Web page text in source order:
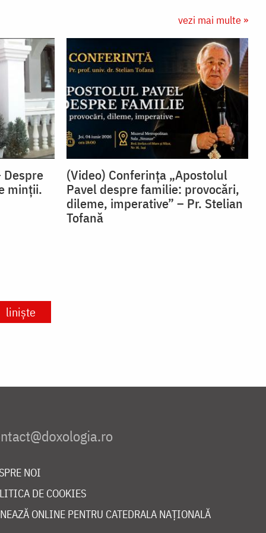
vezi mai multe »
Despre
minții.
(Video) Conferința „Apostolul
Pavel despre familie: provocări,
dileme, imperative” – Pr. Stelian
Tofană
liniște
NOI
DE COOKIES
ONLINE PENTRU CATEDRALA NAȚIONALĂ